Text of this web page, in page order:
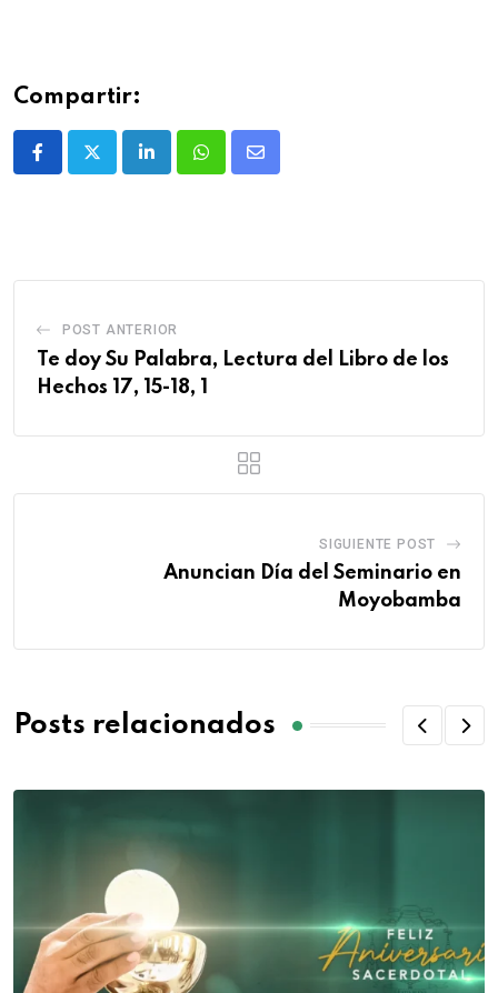
Compartir:
POST ANTERIOR
Te doy Su Palabra, Lectura del Libro de los
Hechos 17, 15-18, 1
SIGUIENTE POST
Anuncian Día del Seminario en
Moyobamba
Posts relacionados